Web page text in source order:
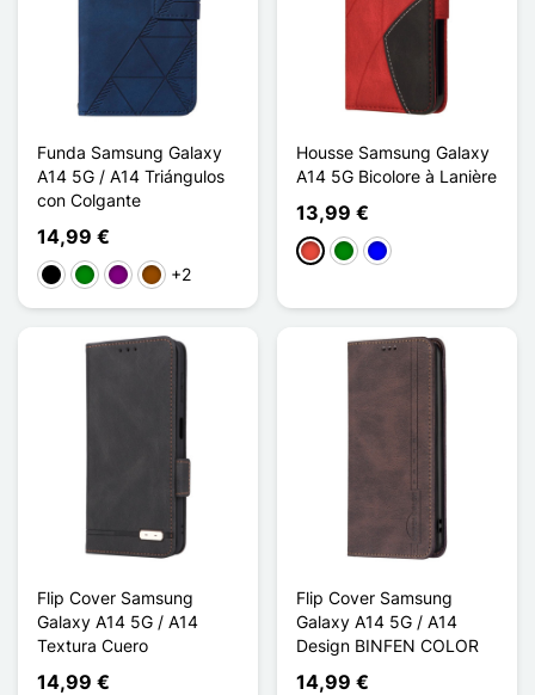
Funda Samsung Galaxy
A14 5G / A14 Triángulos
con Colgante
14,99 €
NegroVerdePúrpuraMarrón
+2
Housse Samsung Galaxy
A14 5G Bicolore à Lanière
13,99 €
RojoVerdeAzul
Flip Cover Samsung
Galaxy A14 5G / A14
Textura Cuero
14,99 €
Flip Cover Samsung
Galaxy A14 5G / A14
Design BINFEN COLOR
14,99 €